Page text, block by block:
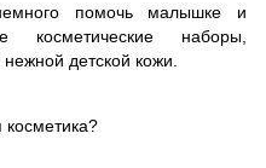
помочь малышке и
косметические наборы,
детской кожи.